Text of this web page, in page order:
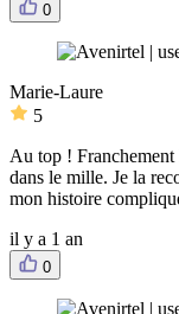
0
Marie-Laure
5
Au top ! Franchement
dans le mille. Je la
mon histoire
il y a 1 an
0